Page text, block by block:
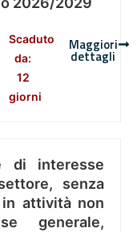
Scaduto
da:
12
giorni
Maggiori
dettagli
di interesse
senza
attività non
generale,